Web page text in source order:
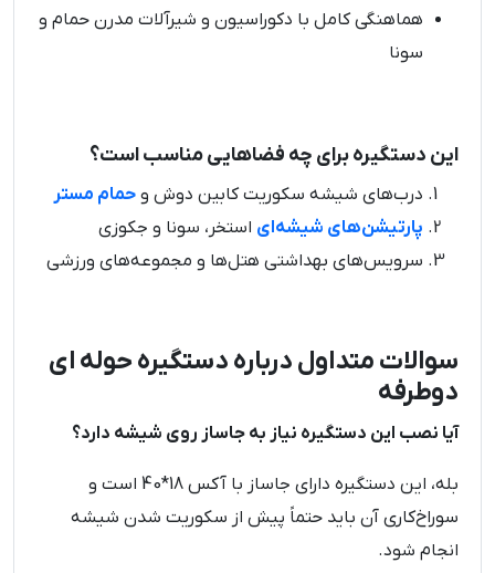
هماهنگی کامل با دکوراسیون و شیرآلات مدرن حمام و
سونا
این دستگیره برای چه فضاهایی مناسب است؟
درب‌های شیشه سکوریت کابین دوش و حمام مستر
پارتیشن‌های شیشه‌ای استخر، سونا و جکوزی
سرویس‌های بهداشتی هتل‌ها و مجموعه‌های ورزشی
سوالات متداول درباره دستگیره حوله ای
دوطرفه
آیا نصب این دستگیره نیاز به جاساز روی شیشه دارد؟
بله، این دستگیره دارای جاساز با آکس 18*40 است و
سوراخ‌کاری آن باید حتماً پیش از سکوریت شدن شیشه
انجام شود.